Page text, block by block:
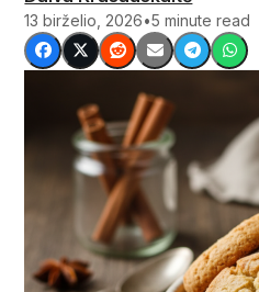
13 birželio, 2026•5 minute read